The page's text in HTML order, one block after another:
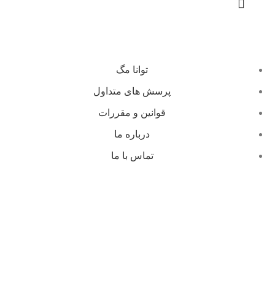
توانا مگ
پرسش های متداول
قوانین و مقررات
درباره ما
تماس با ما